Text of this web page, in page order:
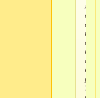
а
в
каак
Это,